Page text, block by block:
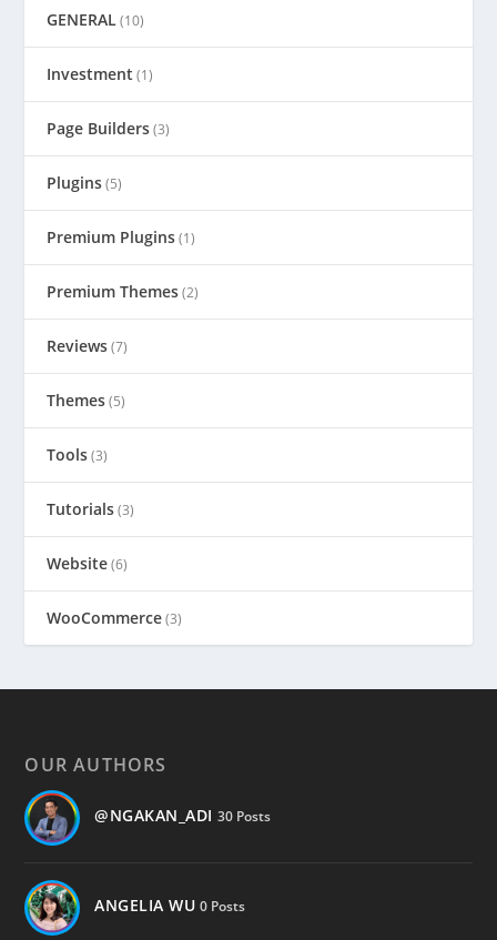
GENERAL(10)
Investment (1)
Page Builders(3)
Plugins(5)
Premium Plugins(1)
Premium Themes(2)
Reviews(7)
Themes(5)
Tools(3)
Tutorials(3)
Website(6)
WooCommerce(3)
OUR AUTHORS
@NGAKAN_ADI 30 Posts
ANGELIA WU 0 Posts